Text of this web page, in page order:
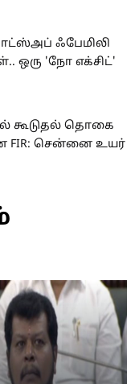
வாட்ஸ்அப் ஃபேமிலி
ஒரு 'நோ எக்சிட்'
கூடுதல் தொகை
FIR: சென்னை உயர்